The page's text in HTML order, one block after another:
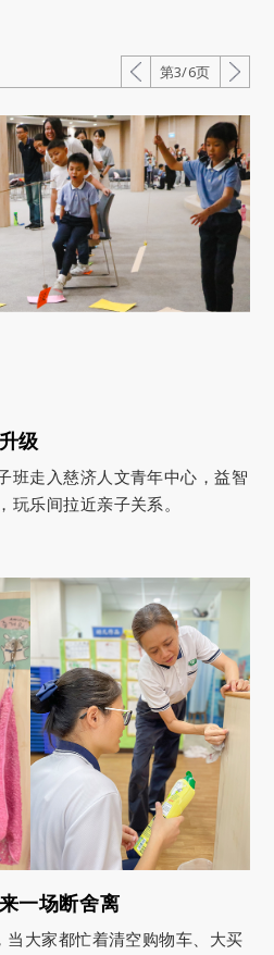
第3/6页
级
班走入慈济人文青年中心，益智
乐间拉近亲子关系。
一场断舍离
当大家都忙着清空购物车、大买